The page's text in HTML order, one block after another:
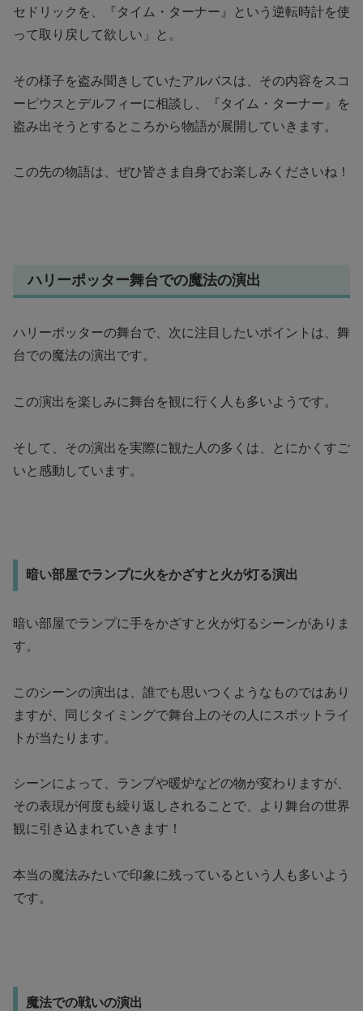
セドリックを、『タイム・ターナー』という逆転時計を使
って取り戻して欲しい」と。
その様子を盗み聞きしていたアルバスは、その内容をスコ
ーピウスとデルフィーに相談し、『タイム・ターナー』を
盗み出そうとするところから物語が展開していきます。
この先の物語は、ぜひ皆さま自身でお楽しみくださいね！
ハリーポッター舞台での魔法の演出
ハリーポッターの舞台で、次に注目したいポイントは、舞
台での魔法の演出です。
この演出を楽しみに舞台を観に行く人も多いようです。
そして、その演出を実際に観た人の多くは、とにかくすご
いと感動しています。
暗い部屋でランプに火をかざすと火が灯る演出
暗い部屋でランプに手をかざすと火が灯るシーンがありま
す。
このシーンの演出は、誰でも思いつくようなものではあり
ますが、同じタイミングで舞台上のその人にスポットライ
トが当たります。
シーンによって、ランプや暖炉などの物が変わりますが、
その表現が何度も繰り返しされることで、より舞台の世界
観に引き込まれていきます！
本当の魔法みたいで印象に残っているという人も多いよう
です。
魔法での戦いの演出